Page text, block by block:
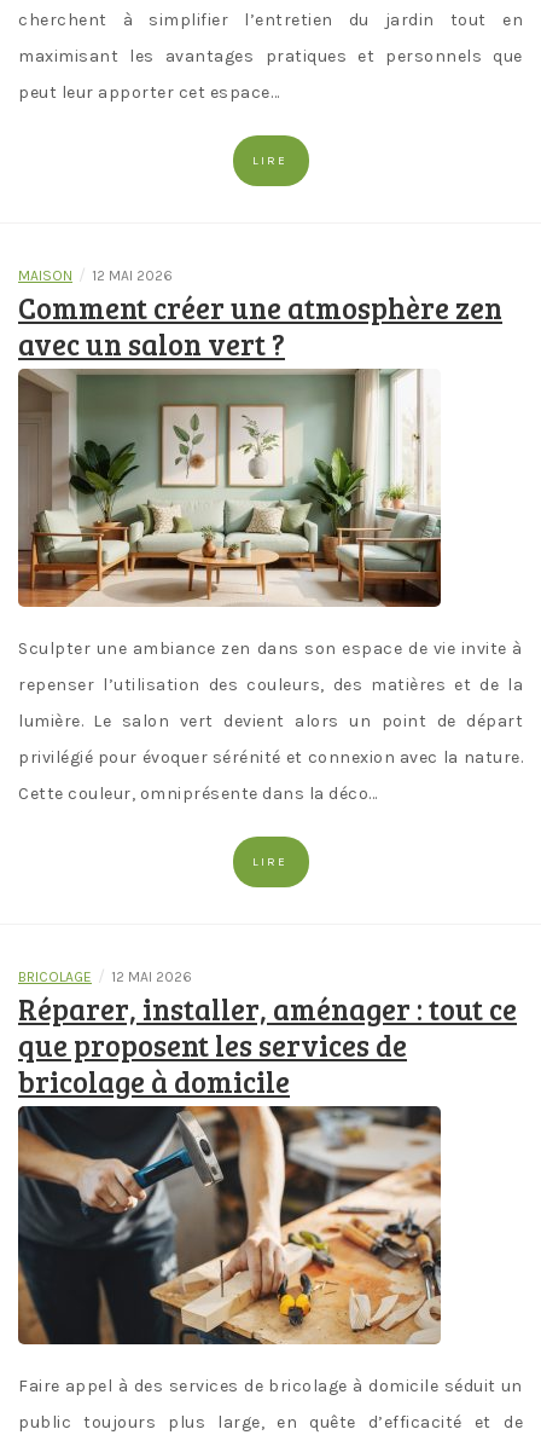
cherchent à simplifier l’entretien du jardin tout en
maximisant les avantages pratiques et personnels que
peut leur apporter cet espace…
LIRE
MAISON / 12 MAI 2026
Comment créer une atmosphère zen
avec un salon vert ?
Sculpter une ambiance zen dans son espace de vie invite à
repenser l’utilisation des couleurs, des matières et de la
lumière. Le salon vert devient alors un point de départ
privilégié pour évoquer sérénité et connexion avec la nature.
Cette couleur, omniprésente dans la déco…
LIRE
BRICOLAGE / 12 MAI 2026
Réparer, installer, aménager : tout ce
que proposent les services de
bricolage à domicile
Faire appel à des services de bricolage à domicile séduit un
public toujours plus large, en quête d’efficacité et de